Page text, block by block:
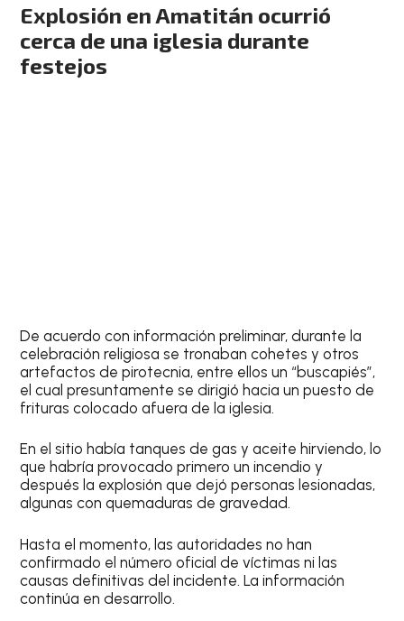
Explosión en Amatitán ocurrió
cerca de una iglesia durante
festejos
De acuerdo con información preliminar, durante la
celebración religiosa se tronaban cohetes y otros
artefactos de pirotecnia, entre ellos un “buscapiés”,
el cual presuntamente se dirigió hacia un puesto de
frituras colocado afuera de la iglesia.
En el sitio había tanques de gas y aceite hirviendo, lo
que habría provocado primero un incendio y
después la explosión que dejó personas lesionadas,
algunas con quemaduras de gravedad.
Hasta el momento, las autoridades no han
confirmado el número oficial de víctimas ni las
causas definitivas del incidente. La información
continúa en desarrollo.